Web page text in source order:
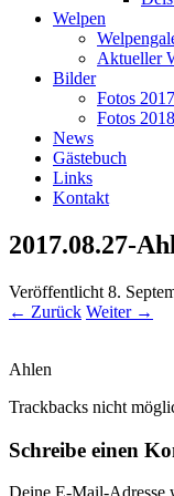
Welpen
Aktueller
Bilder
Fotos 2017
Fotos 2018
News
Gästebuch
Links
Kontakt
2017.08.27-
Veröffentlicht 8.
← Zurück Weiter →
Ahlen
Trackbacks nicht
Schreibe einen